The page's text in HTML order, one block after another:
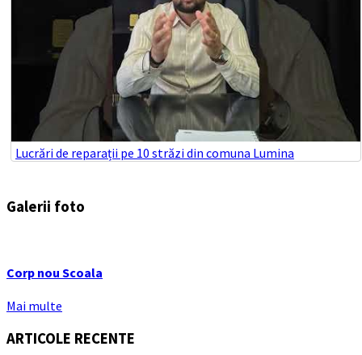
Lucrări de reparații pe 10 străzi din comuna Lumina
Galerii foto
Corp nou Scoala
Mai multe
ARTICOLE RECENTE